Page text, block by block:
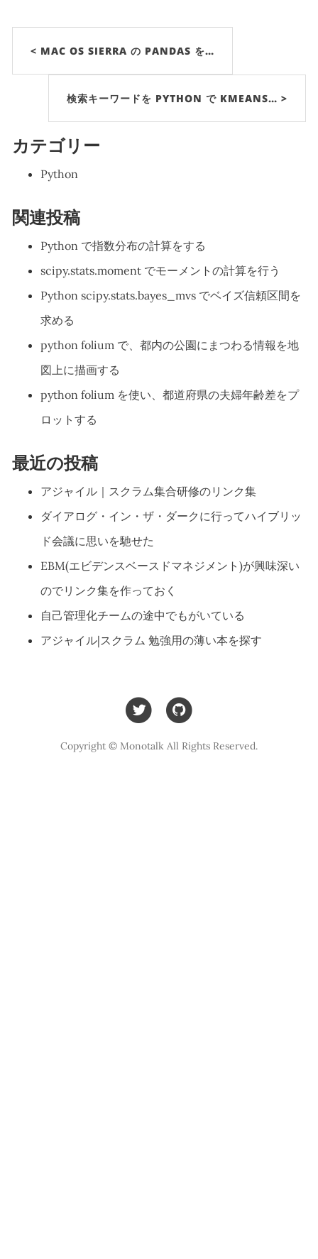
< MAC OS SIERRA の PANDAS を…
検索キーワードを PYTHON で KMEANS… >
カテゴリー
Python
関連投稿
Python で指数分布の計算をする
scipy.stats.moment でモーメントの計算を行う
Python scipy.stats.bayes_mvs でベイズ信頼区間を
求める
python folium で、都内の公園にまつわる情報を地
図上に描画する
python folium を使い、都道府県の夫婦年齢差をプ
ロットする
最近の投稿
アジャイル｜スクラム集合研修のリンク集
ダイアログ・イン・ザ・ダークに行ってハイブリッ
ド会議に思いを馳せた
EBM(エビデンスベースドマネジメント)が興味深い
のでリンク集を作っておく
自己管理化チームの途中でもがいている
アジャイル|スクラム 勉強用の薄い本を探す
Copyright © Monotalk All Rights Reserved.